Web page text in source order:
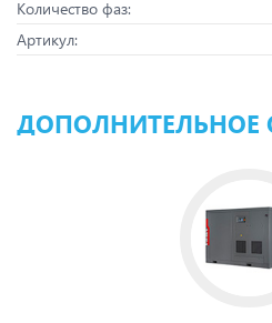
Количество фаз:
Артикул:
ДОПОЛНИТЕЛЬНОЕ